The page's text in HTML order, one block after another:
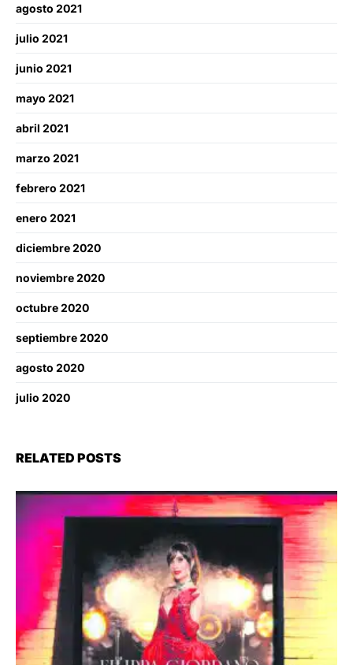
agosto 2021
julio 2021
junio 2021
mayo 2021
abril 2021
marzo 2021
febrero 2021
enero 2021
diciembre 2020
noviembre 2020
octubre 2020
septiembre 2020
agosto 2020
julio 2020
RELATED POSTS